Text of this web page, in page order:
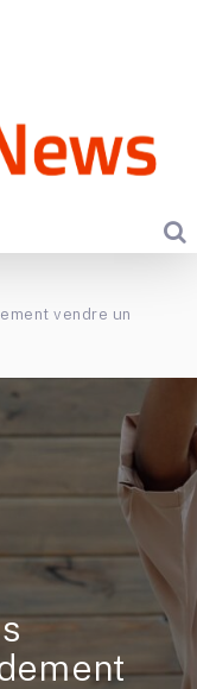
vendre un